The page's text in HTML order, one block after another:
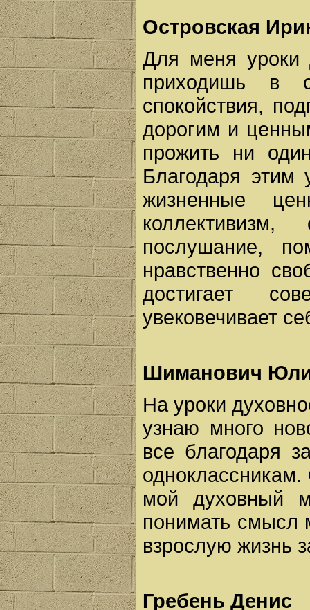
Островская
Для меня уроки
приходишь в
спокойствия,
дорогим и
прожить ни
Благодаря этим
жизненные
коллективизм,
послушание,
нравственно
достигает
увековечивает
Шиманович
На уроки
узнаю много
все благодаря
мой духовный
понимать смысл
взрослую жизнь
Гребень Денис